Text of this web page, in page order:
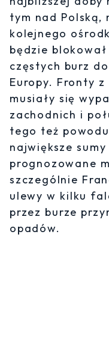
tym nad Polską,
kolejnego
będzie
częstych burz
Europy. Fronty
musiały się
zachodnich i
tego też
największe
prognozowane
szczególnie
ulewy w kilku
przez burze
opadów.